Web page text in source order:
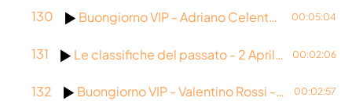
130 Buongiorno VIP - Adriano Celentano - 2 Aprile 2026 00:05:04
131 Le classifiche del passato - 2 Aprile 2026 00:02:06
132 Buongiorno VIP - Valentino Rossi - 1 Aprile 2026 00:02:57